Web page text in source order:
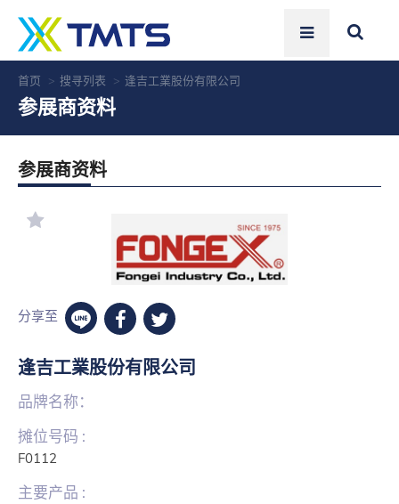
首页 搜寻列表 逢吉工業股份有限公司
参展商资料
参展商资料
分享至
逢吉工業股份有限公司
品牌名称：
摊位号码 :
F0112
主要产品 :